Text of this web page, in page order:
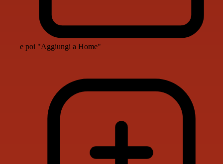
e poi "Aggiungi a Home"